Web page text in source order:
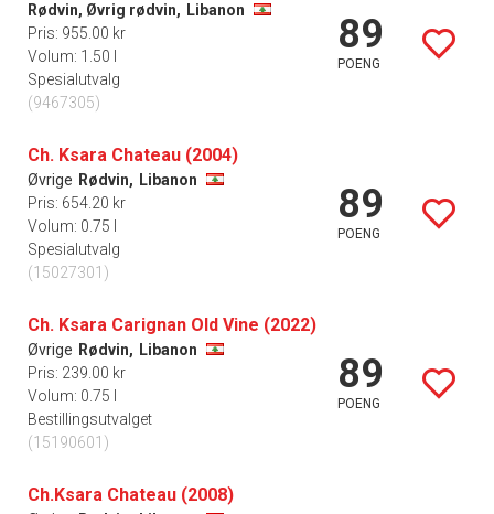
Rødvin, Øvrig rødvin, Libanon
Pris: 955.00 kr
Volum: 1.50 l
Spesialutvalg
(9467305)
89
POENG
Ch. Ksara Chateau (2004)
Øvrige Rødvin, Libanon
Pris: 654.20 kr
Volum: 0.75 l
Spesialutvalg
(15027301)
89
POENG
Ch. Ksara Carignan Old Vine (2022)
Øvrige Rødvin, Libanon
Pris: 239.00 kr
Volum: 0.75 l
Bestillingsutvalget
(15190601)
89
POENG
Ch.Ksara Chateau (2008)